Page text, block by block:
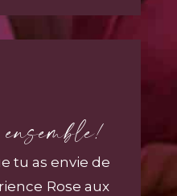
tu as envie de
Rose aux